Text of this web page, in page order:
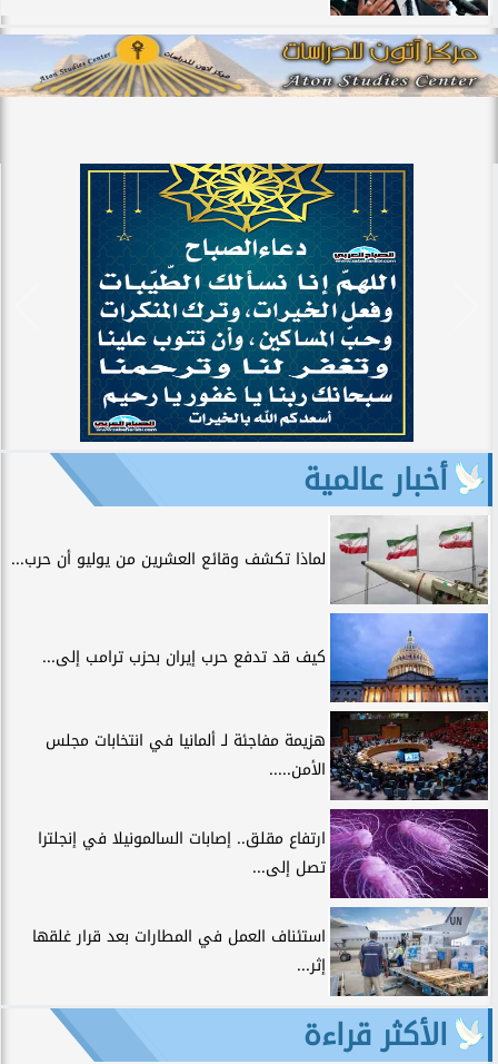
أخبار عالمية
لماذا تكشف وقائع العشرين من يوليو أن حرب...
كيف قد تدفع حرب إيران بحزب ترامب إلى...
هزيمة مفاجئة لـ ألمانيا في انتخابات مجلس
الأمن.....
ارتفاع مقلق.. إصابات السالمونيلا في إنجلترا
تصل إلى...
استئناف العمل في المطارات بعد قرار غلقها
إثر...
الأكثر قراءة